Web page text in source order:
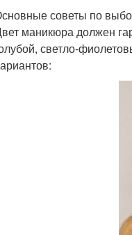
советы по
маникюра должен
светло-